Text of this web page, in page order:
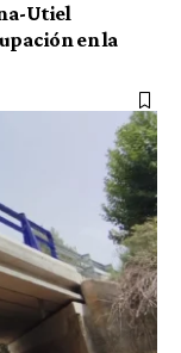
Utiel
en la